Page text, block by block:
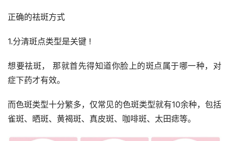
正确的祛斑方式
1.分清斑点类型是关键 !
想要祛斑， 那就首先得知道你脸上的斑点属于哪一种，对
症下药才有效。
而色斑类型十分繁多，仅常见的色斑类型就有10余种，包括
雀斑、晒斑、黄褐斑、真皮斑、咖啡斑、太田痣等。